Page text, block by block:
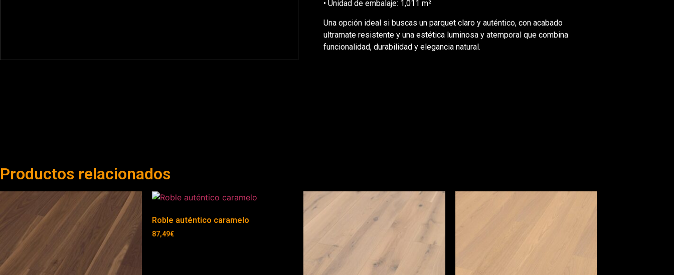
• Unidad de embalaje: 1,011 m²
Una opción ideal si buscas un parquet claro y auténtico, con acabado
ultramate resistente y una estética luminosa y atemporal que combina
funcionalidad, durabilidad y elegancia natural.
Productos relacionados
Roble auténtico caramelo
87,49€